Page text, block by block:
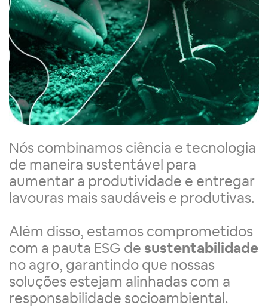
Nós combinamos ciência e tecnologia
de maneira sustentável para
aumentar a produtividade e entregar
lavouras mais saudáveis e produtivas.
Além disso, estamos comprometidos
com a pauta ESG desustentabilidade
no agro, garantindo que nossas
soluções estejam alinhadas com a
responsabilidade socioambiental.